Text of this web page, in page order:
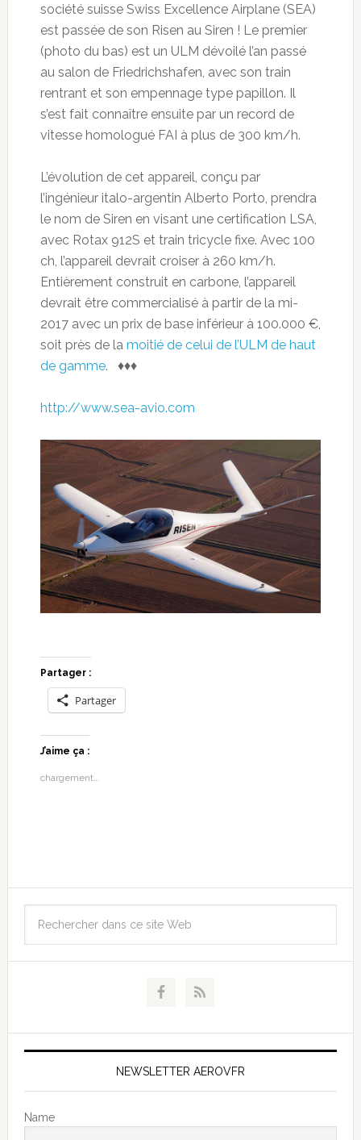
société suisse Swiss Excellence Airplane (SEA)
est passée de son Risen au Siren ! Le premier
(photo du bas) est un ULM dévoilé l’an passé
au salon de Friedrichshafen, avec son train
rentrant et son empennage type papillon. Il
s’est fait connaître ensuite par un record de
vitesse homologué FAI à plus de 300 km/h.
L’évolution de cet appareil, conçu par
l’ingénieur italo-argentin Alberto Porto, prendra
le nom de Siren en visant une certification LSA,
avec Rotax 912S et train tricycle fixe. Avec 100
ch, l’appareil devrait croiser à 260 km/h.
Entièrement construit en carbone, l’appareil
devrait être commercialisé à partir de la mi-
2017 avec un prix de base inférieur à 100.000 €,
soit près de la moitié de celui de l’ULM de haut
de gamme. ♦♦♦
http://www.sea-avio.com
Partager :
Partager
J’aime ça :
chargement…
NEWSLETTER AEROVFR
Name